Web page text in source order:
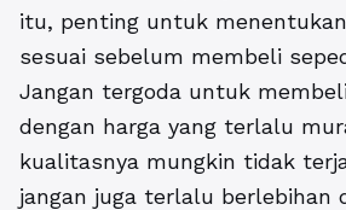
itu, penting untuk
sesuai sebelum membeli
Jangan tergoda untuk
dengan harga yang terlalu
kualitasnya mungkin tidak
jangan juga terlalu berlebihan